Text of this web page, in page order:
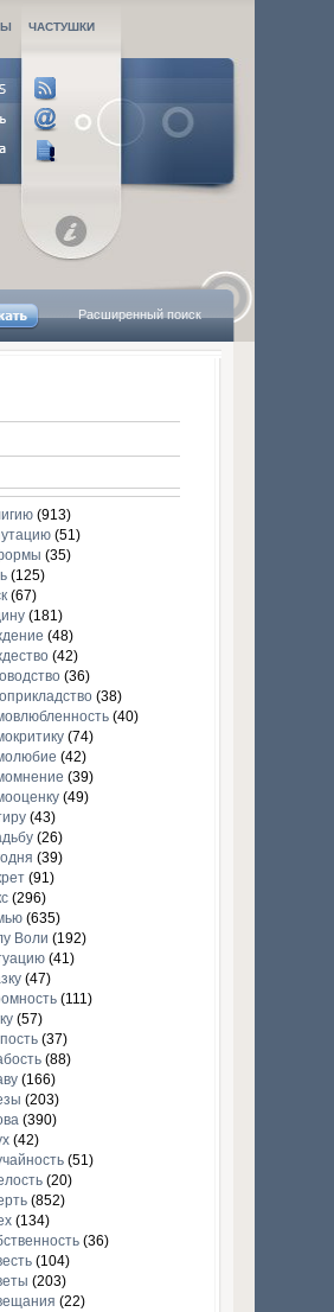
ЧАСТУШКИ
Расширенный поиск
(913)
(51)
(35)
(125)
(67)
(181)
(48)
(42)
(36)
(38)
(40)
(74)
(42)
(39)
(49)
(43)
(26)
(39)
(91)
(296)
(635)
Воли (192)
(41)
(47)
(111)
(57)
(37)
(88)
(166)
(203)
(390)
(42)
(51)
(20)
(852)
(134)
(36)
(104)
(203)
(22)